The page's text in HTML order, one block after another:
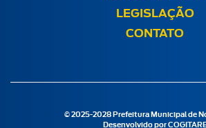
LEGISLAÇÃO
CONTATO
© 2025-2028 Prefeitura Municipal de
Desenvolvido por